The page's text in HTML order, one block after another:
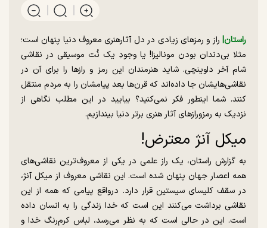
راستان| راز و رمز‌های زیادی در دل آثارهنری معروف دنیا پنهان است؛
مثلا بی‌دندان بودن مونالیزا! یا وجودِ یک نُت موسیقی در نقاشی
شام آخر داوینچی. شاید هنرمندان این رمز و راز‌ها را برای آن در
نقاشی‌هایشان جا داده‌اند که قرن‌ها بعد پیامشان را به مردم منتقل
کنند. شما اینطور فکر نمی‌کنید؟ بیایید در این مطلب نگاهی از
نزدیک به رمزوراز‌های آثار هنری برتر دنیا بیندازیم.
میکل آنژ معترض!
به گزارش راستان، یک راز علمی در یکی از معروف‌ترین نقاشی‌های
همه اعصار جهان پنهان شده است. این نقاشی معروف از میکل آنژ،
در سقف کلیسای سیستین قرار دارد. درواقع پیامی که همه از این
نقاشی برداشت می‌کنند این است که خدا زندگی را به انسان داده
است. این در حالی است که به نظر می‌رسد، لباس کرم‌رنگ خدا و